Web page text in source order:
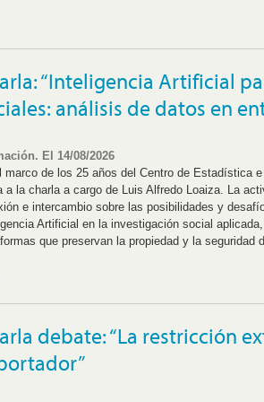
“Inteligencia Artificial
análisis de datos en
El 14/08/2026
marco de los 25 años del Centro de Estadística
a la charla a cargo de Luis Alfredo Loaiza. La
e intercambio sobre las posibilidades y
Artificial en la investigación social
que preservan la propiedad y la seguridad
debate: “La restricción